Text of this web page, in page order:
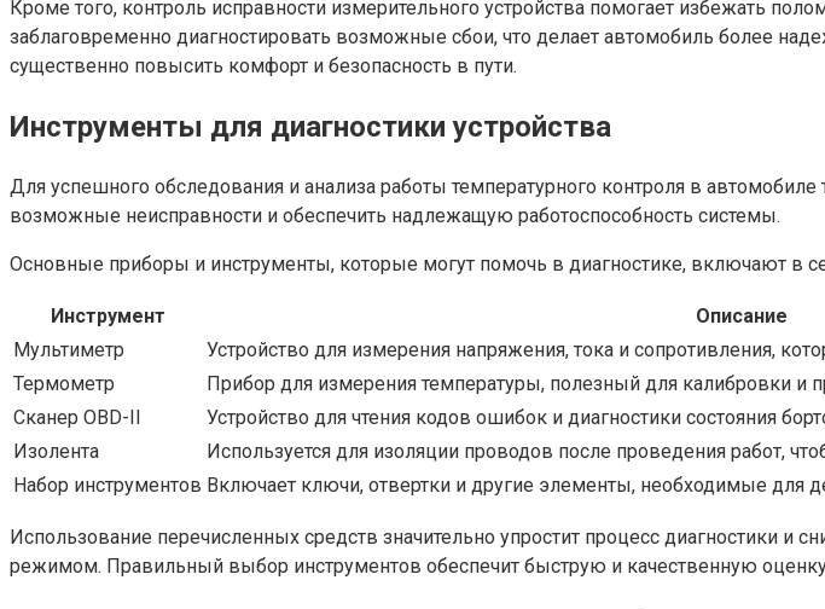
Кроме того, контроль исправности измерительного устройства помогает избежать
заблаговременно диагностировать возможные сбои, что делает автомобиль более
существенно повысить комфорт и безопасность в пути.
Инструменты для диагностики устройства
Для успешного обследования и анализа работы температурного контроля в
возможные неисправности и обеспечить надлежащую работоспособность системы.
Основные приборы и инструменты, которые могут помочь в диагностике, включают в
Инструмент
Описание
Мультиметр
Устройство для измерения напряжения, тока и сопротивления,
Термометр
Прибор для измерения температуры, полезный для калибровки и
Сканер OBD-II
Устройство для чтения кодов ошибок и диагностики состояния
Изолента
Используется для изоляции проводов после проведения работ,
Набор инструментов Включает ключи, отвертки и другие элементы, необходимые для
Использование перечисленных средств значительно упростит процесс диагностики и
режимом. Правильный выбор инструментов обеспечит быструю и качественную оценку